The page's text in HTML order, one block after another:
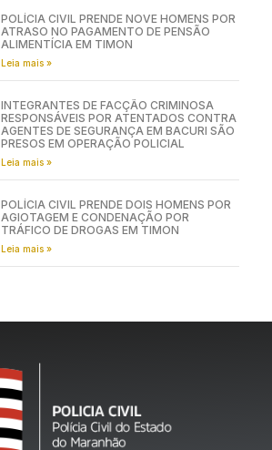
POLÍCIA CIVIL PRENDE NOVE HOMENS POR
ATRASO NO PAGAMENTO DE PENSÃO
ALIMENTÍCIA EM TIMON
Leia mais »
INTEGRANTES DE FACÇÃO CRIMINOSA
RESPONSÁVEIS POR ATENTADOS CONTRA
AGENTES DE SEGURANÇA EM BACURI SÃO
PRESOS EM OPERAÇÃO POLICIAL
Leia mais »
POLÍCIA CIVIL PRENDE DOIS HOMENS POR
AGIOTAGEM E CONDENAÇÃO POR
TRÁFICO DE DROGAS EM TIMON
Leia mais »